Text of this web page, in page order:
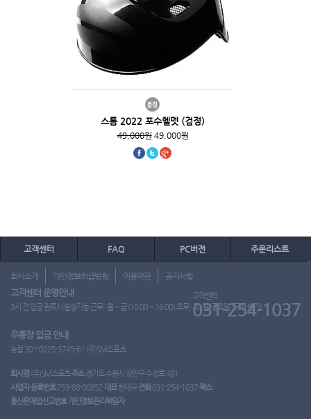
스톰 2022 포수헬멧 (검정)
49,000원49,000원
고객센터 FAQ PC버전 주문리스트
회사소개 개인정보취급방침 이용약관 공지사항
고객센터 운영안내
3시 전 입금 완료시 발송가능 근무 : 월 ~ 금 (10:00 ~ 16:00) 휴무 : 토, 일, 공휴일 (도매 불가)
고객센터
031-254-1037
무통장 입금 안내
농협 301-0225-3745-61 (주)SM스포츠
회사명 (주)SM스포츠주소경기도 수원시 장안구 수성로 401
사업자 등록번호759-88-00852 대표한대규 전화031-254-1037팩스
통신판매업신고번호 개인정보관리책임자